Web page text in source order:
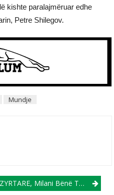
kishte paralajmëruar edhe
Petre Shilegov.
Mundje
ZYRTARE, Milani Bënë Transferimin E Parë Nga Real Madridi